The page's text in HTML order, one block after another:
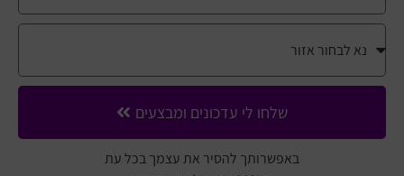
שלחו לי עדכונים ומבצעים
באפשרותך להסיר את עצמך בכל עת